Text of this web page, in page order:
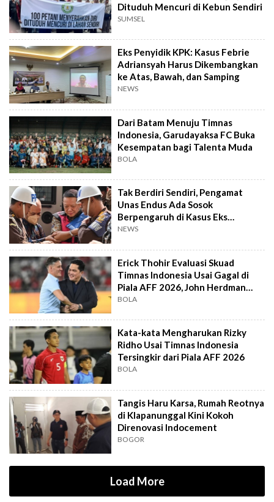
Dituduh Mencuri di Kebun Sendiri
SUMSEL
Eks Penyidik KPK: Kasus Febrie
Adriansyah Harus Dikembangkan
ke Atas, Bawah, dan Samping
NEWS
Dari Batam Menuju Timnas
Indonesia, Garudayaksa FC Buka
Kesempatan bagi Talenta Muda
BOLA
Tak Berdiri Sendiri, Pengamat
Unas Endus Ada Sosok
Berpengaruh di Kasus Eks
Jampidsus
NEWS
Erick Thohir Evaluasi Skuad
Timnas Indonesia Usai Gagal di
Piala AFF 2026, John Herdman
Out?
BOLA
Kata-kata Mengharukan Rizky
Ridho Usai Timnas Indonesia
Tersingkir dari Piala AFF 2026
BOLA
Tangis Haru Karsa, Rumah Reotnya
di Klapanunggal Kini Kokoh
Direnovasi Indocement
BOGOR
Load More